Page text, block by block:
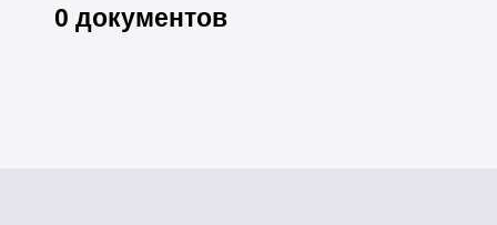
0 документов